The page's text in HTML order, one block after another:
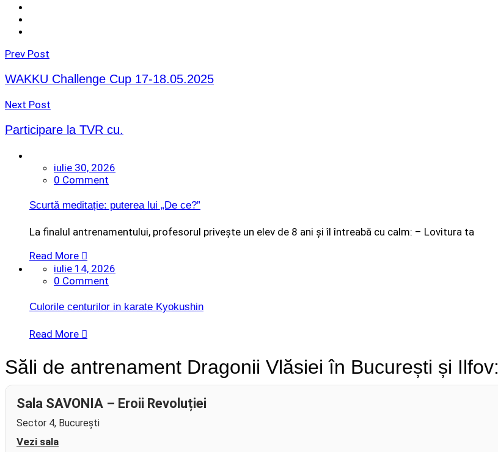
Prev Post
WAKKU Challenge Cup 17-18.05.2025
Next Post
Participare la TVR cu.
iulie 30, 2026
0 Comment
Scurtă meditație: puterea lui „De ce?”
La finalul antrenamentului, profesorul privește un elev de 8 ani și îl întreabă cu calm: – Lovitura ta
Read More
iulie 14, 2026
0 Comment
Culorile centurilor in karate Kyokushin
Read More
Săli de antrenament Dragonii Vlăsiei în București și Ilfov:
Sala SAVONIA – Eroii Revoluției
Sector 4, București
Vezi sala